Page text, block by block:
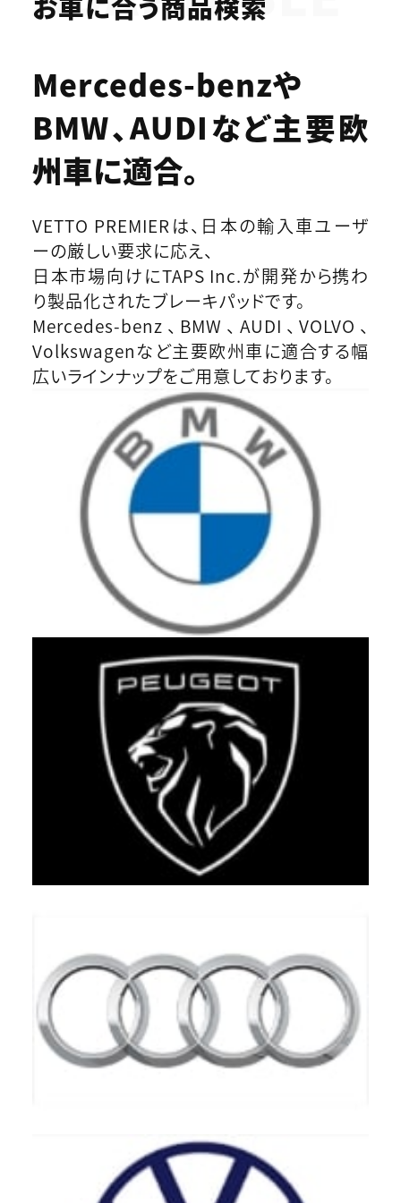
Mercedes-benzや
BMW、AUDIなど主要欧
州車に適合。
VETTO PREMIERは、日本の輸入車ユーザ
ーの厳しい要求に応え、
日本市場向けにTAPS Inc.が開発から携わ
り製品化されたブレーキパッドです。
Mercedes-benz、BMW、AUDI、VOLVO、
Volkswagenなど主要欧州車に適合する幅
広いラインナップをご用意しております。